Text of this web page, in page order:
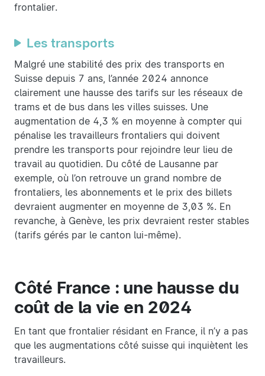
frontalier.
Les transports
Malgré une stabilité des prix des transports en
Suisse depuis 7 ans, l’année 2024 annonce
clairement une hausse des tarifs sur les réseaux de
trams et de bus dans les villes suisses. Une
augmentation de 4,3 % en moyenne à compter qui
pénalise les travailleurs frontaliers qui doivent
prendre les transports pour rejoindre leur lieu de
travail au quotidien. Du côté de Lausanne par
exemple, où l’on retrouve un grand nombre de
frontaliers, les abonnements et le prix des billets
devraient augmenter en moyenne de 3,03 %. En
revanche, à Genève, les prix devraient rester stables
(tarifs gérés par le canton lui-même).
Côté France : une hausse du
coût de la vie en 2024
En tant que frontalier résidant en France, il n’y a pas
que les augmentations côté suisse qui inquiètent les
travailleurs.